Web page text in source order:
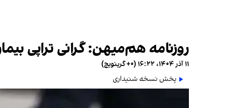
روزنامه هم‌میهن: گرانی تراپی
۱۱ آذر ۱۴۰۴، ۱۶:۲۲ (‎+۰ گرینویچ)
پخش نسخه شنیداری